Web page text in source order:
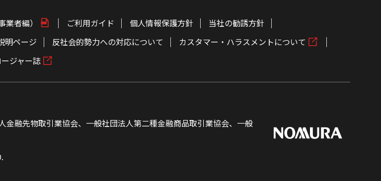
者編） ご利用ガイド 個人情報保護方針
当社の勧誘方針
明ページ 反社会的勢力への対応について
カスタマー・ハラスメントについて
ジャー誌
融先物取引業協会、一般社団法人第二種金融商品取引業協会、一般